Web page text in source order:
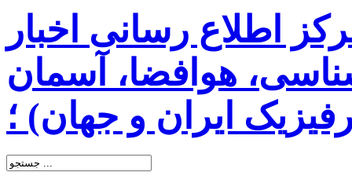
اطلاع رسانی اخبار
هوافضا، آسمان
ایران و جهان) ؛